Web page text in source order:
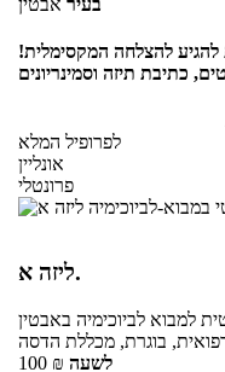
להצלחה המקסימלית!
לפרופיל המלא
אונליין
פרונטלי
ליזה א.
למבוא לביוכימיה באבטין
בוגרת, מכללת הדסה
100 ₪ לשעה